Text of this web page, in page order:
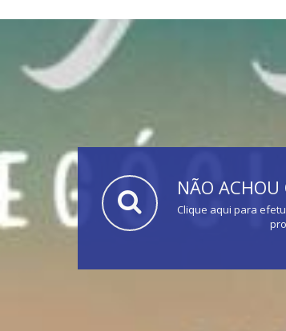
NÃO ACHOU
Clique aqui para